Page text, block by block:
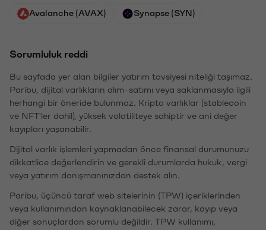
Avalanche (AVAX) Synapse (SYN)
Sorumluluk reddi
Bu sayfada yer alan bilgiler yatırım tavsiyesi niteliği taşımaz.
Paribu, dijital varlıkların alım-satımı veya saklanmasıyla ilgili
herhangi bir öneride bulunmaz. Kripto varlıklar (stablecoin
ve NFT'ler dahil), yüksek volatiliteye sahiptir ve ani değer
kayıpları yaşanabilir.
Dijital varlık işlemleri yapmadan önce finansal durumunuzu
dikkatlice değerlendirin ve gerekli durumlarda hukuk, vergi
veya yatırım danışmanınızdan destek alın.
Paribu, üçüncü taraf web sitelerinin (TPW) içeriklerinden
veya kullanımından kaynaklanabilecek zarar, kayıp veya
diğer sonuçlardan sorumlu değildir. TPW kullanımı,